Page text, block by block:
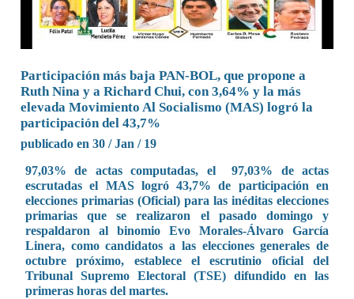
Participación más baja PAN-BOL, que propone a
Ruth Nina y a Richard Chui, con 3,64% y la más
elevada Movimiento Al Socialismo (MAS) logró la
participación del 43,7%
publicado en 30 / Jan / 19
97,03% de actas computadas, el 97,03% de actas
escrutadas el MAS logró 43,7% de participación en
elecciones primarias (Oficial) para las inéditas elecciones
primarias que se realizaron el pasado domingo y
respaldaron al binomio Evo Morales-Álvaro García
Linera, como candidatos a las elecciones generales de
octubre próximo, establece el escrutinio oficial del
Tribunal Supremo Electoral (TSE) difundido en las
primeras horas del martes.